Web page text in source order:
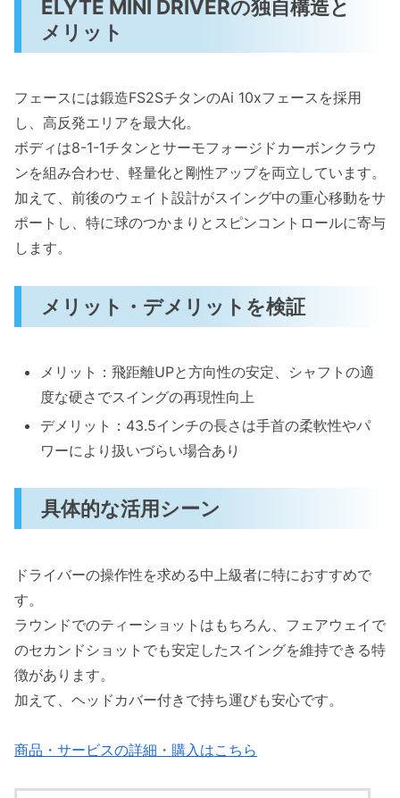
ELYTE MINI DRIVERの独自構造と
メリット
フェースには鍛造FS2SチタンのAi 10xフェースを採用
し、高反発エリアを最大化。
ボディは8-1-1チタンとサーモフォージドカーボンクラウ
ンを組み合わせ、軽量化と剛性アップを両立しています。
加えて、前後のウェイト設計がスイング中の重心移動をサ
ポートし、特に球のつかまりとスピンコントロールに寄与
します。
メリット・デメリットを検証
メリット：飛距離UPと方向性の安定、シャフトの適
度な硬さでスイングの再現性向上
デメリット：43.5インチの長さは手首の柔軟性やパ
ワーにより扱いづらい場合あり
具体的な活用シーン
ドライバーの操作性を求める中上級者に特におすすめで
す。
ラウンドでのティーショットはもちろん、フェアウェイで
のセカンドショットでも安定したスイングを維持できる特
徴があります。
加えて、ヘッドカバー付きで持ち運びも安心です。
商品・サービスの詳細・購入はこちら